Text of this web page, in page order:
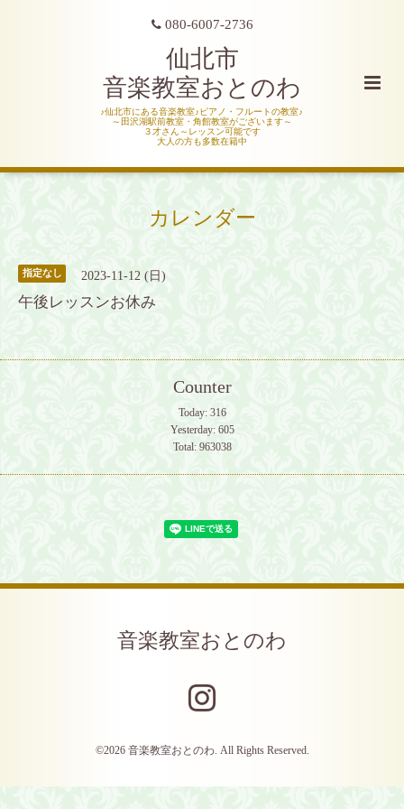
080-6007-2736
仙北市
音楽教室おとのわ
♪仙北市にある音楽教室♪ピアノ・フルートの教室♪
～田沢湖駅前教室・角館教室がございます～
３才さん～レッスン可能です
大人の方も多数在籍中
カレンダー
指定なし 2023-11-12 (日)
午後レッスンお休み
Counter
Today: 316
Yesterday: 605
Total: 963038
音楽教室おとのわ
©2026 音楽教室おとのわ. All Rights Reserved.